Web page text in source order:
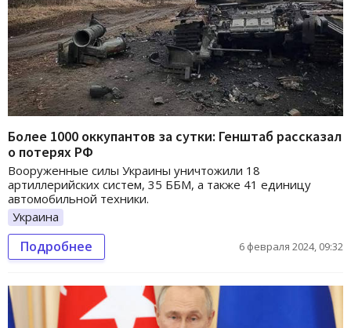
Более 1000 оккупантов за сутки: Генштаб рассказал
о потерях РФ
Вооруженные силы Украины уничтожили 18
артиллерийских систем, 35 ББМ, а также 41 единицу
автомобильной техники.
Украина
Подробнее 6 февраля 2024, 09:32